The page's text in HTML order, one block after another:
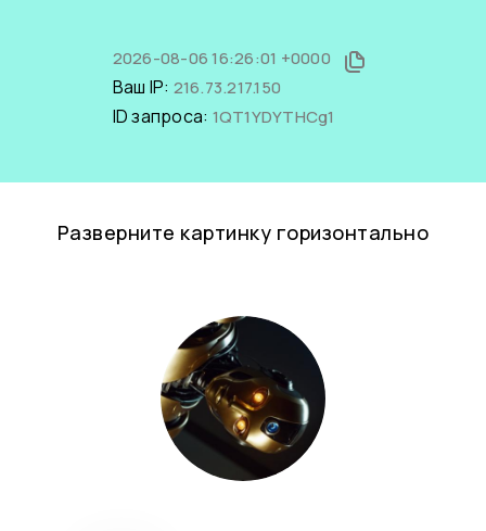
2026-08-06 16:26:01 +0000
Ваш IP: 216.73.217.150
ID запроса: 1QT1YDYTHCg1
Разверните картинку горизонтально